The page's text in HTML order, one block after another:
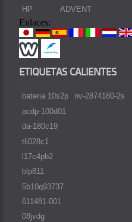
HP
ADVENT
Enlaces:
ETIQUETAS CALIENTES
bateria 10s2p
acdp-100d01
da-180c19
tli028c1
l17c4pb2
blp811
5b10q93737
611481-001
08jvdg
nv-2874180-2s